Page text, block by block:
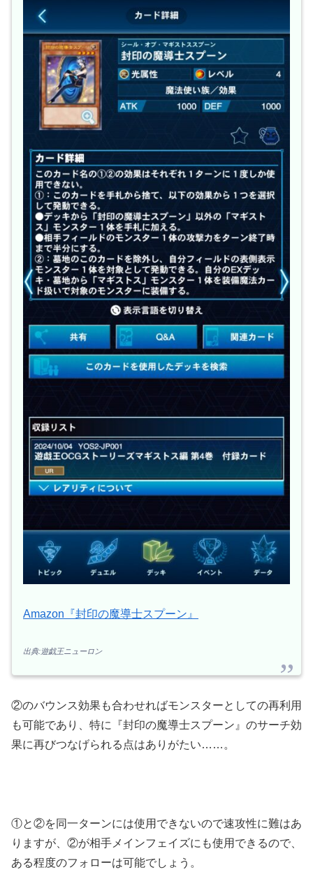
Amazon『封印の魔導士スプーン』
出典:遊戯王ニューロン
②のバウンス効果も合わせればモンスターとしての再利用
も可能であり、特に『封印の魔導士スプーン』のサーチ効
果に再びつなげられる点はありがたい……。
①と②を同一ターンには使用できないので速攻性に難はあ
りますが、②が相手メインフェイズにも使用できるので、
ある程度のフォローは可能でしょう。